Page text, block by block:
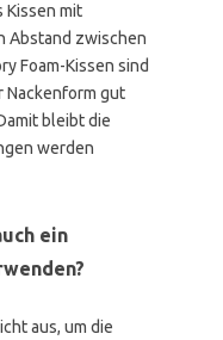
mit
Abstand zwischen
Foam-Kissen sind
Nackenform gut
bleibt die
werden
ein
aus, um die